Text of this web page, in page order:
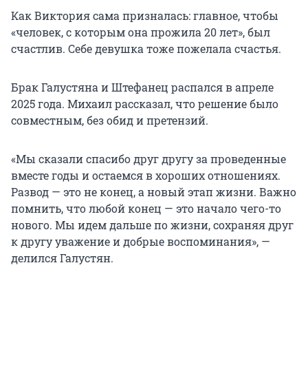
Как Виктория сама призналась: главное, чтобы
«человек, с которым она прожила 20 лет», был
счастлив. Себе девушка тоже пожелала счастья.
Брак Галустяна и Штефанец распался в апреле
2025 года. Михаил рассказал, что решение было
совместным, без обид и претензий.
«Мы сказали спасибо друг другу за проведенные
вместе годы и остаемся в хороших отношениях.
Развод — это не конец, а новый этап жизни. Важно
помнить, что любой конец — это начало чего-то
нового. Мы идем дальше по жизни, сохраняя друг
к другу уважение и добрые воспоминания», —
делился Галустян.